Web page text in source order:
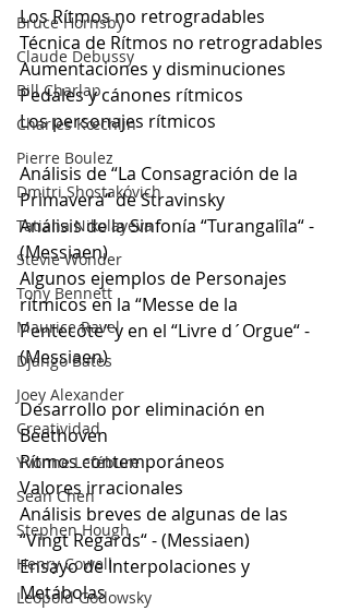
Bruce Hornsby
Claude Debussy
Bill Charlap
Charles Kœchlin
Pierre Boulez
Dmitri Shostakóvich
Tatiana Nikolayeva
Stevie Wonder
Tony Bennett
Maurice Ravel
Django Bates
Joey Alexander
Creatividad
Yvonne Lefébure
Sean Chen
Stephen Hough
Henry Cowell
Leopold Godowsky
Los Rítmos no retrogradables
Técnica de Rítmos no retrogradables
Aumentaciones y disminuciones
Pedales y cánones rítmicos
Los personajes rítmicos
Análisis de “La Consagración de la
Primavera“ de Stravinsky
Análisis de la Sinfonía “Turangalîla“ -
(Messiaen)
Algunos ejemplos de Personajes
rítmicos en la “Messe de la
Pentecôte“ y en el “Livre d´Orgue“ -
(Messiaen)
Desarrollo por eliminación en
Beethoven
Rítmos contemporáneos
Valores irracionales
Análisis breves de algunas de las
“Vingt Regards“ - (Messiaen)
Ensayo de Interpolaciones y
Metábolas